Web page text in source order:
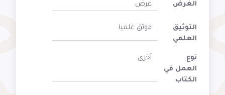
الغرض عرض
التوثيق
العلمي
موثق علميا
نوع
العمل في
الكتاب
أخرى